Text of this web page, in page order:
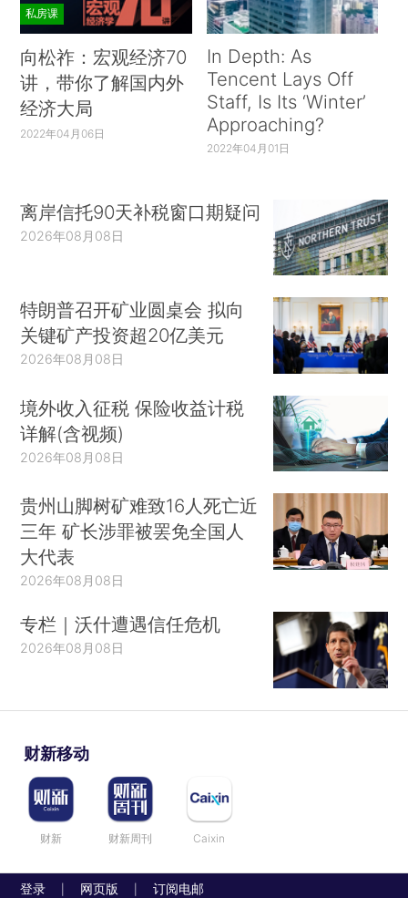
私房课
向松祚：宏观经济70
讲，带你了解国内外
经济大局
2022年04月06日
In Depth: As
Tencent Lays Off
Staff, Is Its ‘Winter’
Approaching?
2022年04月01日
离岸信托90天补税窗口期疑问
2026年08月08日
特朗普召开矿业圆桌会 拟向
关键矿产投资超20亿美元
2026年08月08日
境外收入征税 保险收益计税
详解(含视频)
2026年08月08日
贵州山脚树矿难致16人死亡近
三年 矿长涉罪被罢免全国人
大代表
2026年08月08日
专栏｜沃什遭遇信任危机
2026年08月08日
财新移动
财新 财新周刊 Caixin
登录 网页版 订阅电邮